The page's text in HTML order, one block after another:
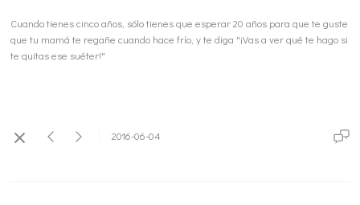
Cuando tienes cinco años, sólo tienes que esperar 20 años para que te guste
que tu mamá te regañe cuando hace frío, y te diga "¡Vas a ver qué te hago si
te quitas ese suéter!"
2016-06-04